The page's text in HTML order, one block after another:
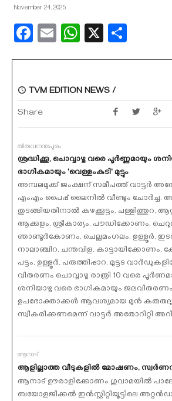
November 24, 2025
Facebook
EmailWhatsApp
X
TVM EDITION NEWS /
Share
തിരുവനന്തപുരം
ശ്രദ്ധിക്കൂ, ചൊവ്വാഴ്ച വരെ പൂര്‍ണ്ണമായും
ഭാഗികമായും 'വെള്ളംകുടി' മുട്ടും
അമ്പലമുക്ക് ജംക്ഷന് സമീപത്ത് വാട്ടര്‍
എംഎം പൈപ്പ് ലൈനില്‍ വീണ്ടും ചോര്‍ച്ച.
തുടങ്ങിയതിനാല്‍ കഴക്കൂട്ടം, പള്ളിത്തുറ,
ആക്കുളം, ശ്രീകാര്യം, പൗഡിക്കോണം,
ഞാണ്ടൂര്‍കോണം, ചെല്ലമംഗലം, ഉള്ളൂര്‍,
നാലാഞ്ചിറ, ചന്തവിള,
പട്ടം, ഉള്ളൂര്‍, പരുത്തിപ്പാറ, മുട്ടട
വിതരണം ചൊവ്വാഴ്ച രാത്രി 10 വരെ
ശനിയാഴ്ച വരെ ഭാഗികമായും ജലവിതരണം
ഉപഭോക്താക്കള്‍ ആവശ്യമായ മുന്‍
സ്വീകരിക്കണമെന്ന് വാട്ടര്‍ അതോറിറ്റി
ആനാട്
ആളില്ലാത്ത വീടുകളില്‍ മോഷണം,
ആനാട് ഊരാളിക്കോണം ഗുവാമയില്‍
ബയോളജിക്കല്‍ ഇന്‍സ്റ്റിറ്റിയൂട്ടിലെ